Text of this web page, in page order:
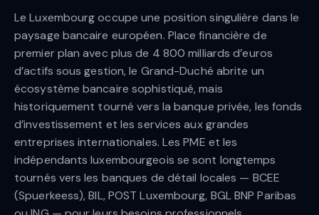
Le Luxembourg occupe une position singulière dans le
paysage bancaire européen. Place financière de
premier plan avec plus de 4 800 milliards d’euros
d’actifs sous gestion, le Grand-Duché abrite un
écosystème bancaire sophistiqué, mais
historiquement tourné vers la banque privée, les fonds
d’investissement et les services aux grandes
entreprises internationales. Les PME et les
indépendants luxembourgeois se sont longtemps
tournés vers les banques de détail locales — BCEE
(Spuerkeess), BIL, POST Luxembourg, BGL BNP Paribas